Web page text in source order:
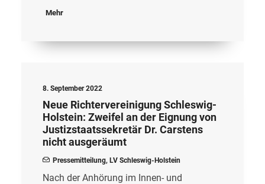
Mehr
8. September 2022
Neue Richtervereinigung Schleswig-
Holstein: Zweifel an der Eignung von
Justizstaatssekretär Dr. Carstens
nicht ausgeräumt
Pressemitteilung, LV Schleswig-Holstein
Nach der Anhörung im Innen- und